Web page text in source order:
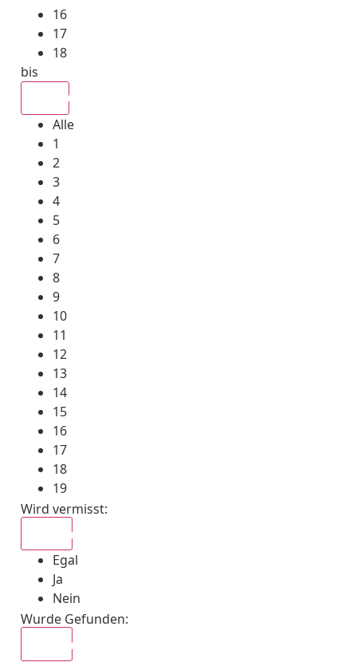
16
17
18
bis
Alle
1
2
3
4
5
6
7
8
9
10
11
12
13
14
15
16
17
18
19
Wird vermisst:
Egal
Ja
Nein
Wurde Gefunden: